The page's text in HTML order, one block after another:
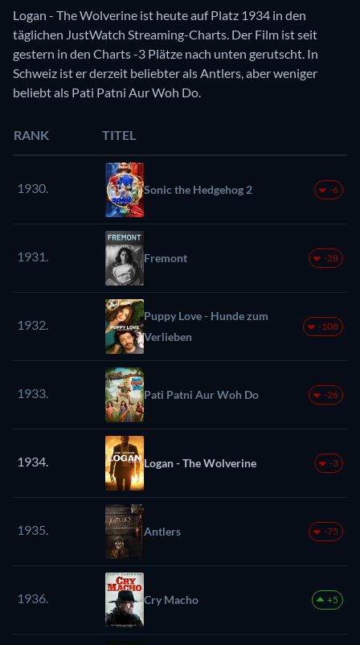
Logan - The Wolverine ist heute auf Platz 1934 in den
täglichen JustWatch Streaming-Charts. Der Film ist seit
gestern in den Charts -3 Plätze nach unten gerutscht. In
Schweiz ist er derzeit beliebter als Antlers, aber weniger
beliebt als Pati Patni Aur Woh Do.
RANK TITEL
1930. Sonic the Hedgehog 2 -6
1931. Fremont -28
1932.
Puppy Love - Hunde zum
Verlieben
-108
1933. Pati Patni Aur Woh Do -26
1934. Logan - The Wolverine -3
1935. Antlers -75
1936. Cry Macho +5